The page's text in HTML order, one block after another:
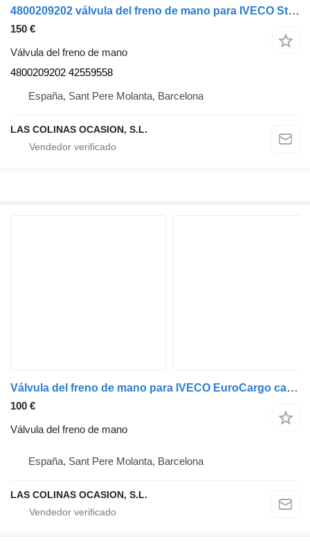
4800209202 válvula del freno de mano para IVECO Stralis camión
150 €
Válvula del freno de mano
4800209202 42559558
España, Sant Pere Molanta, Barcelona
LAS COLINAS OCASION, S.L.
Válvula del freno de mano para IVECO EuroCargo camión
100 €
Válvula del freno de mano
España, Sant Pere Molanta, Barcelona
LAS COLINAS OCASION, S.L.